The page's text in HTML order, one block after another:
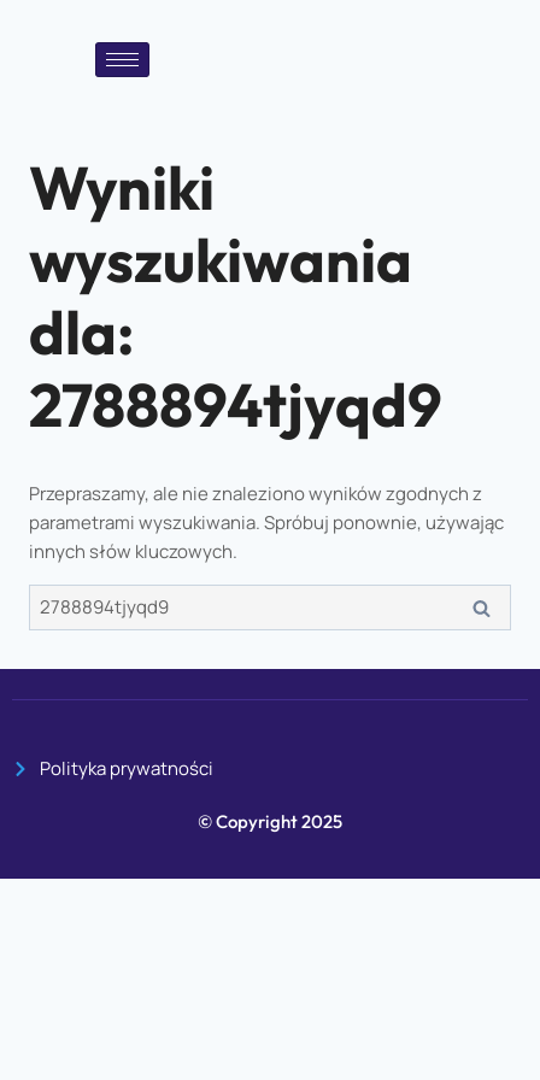
Wyniki
wyszukiwania
dla:
2788894tjyqd9
Przepraszamy, ale nie znaleziono wyników zgodnych z
parametrami wyszukiwania. Spróbuj ponownie, używając
innych słów kluczowych.
Polityka prywatności
© Copyright 2025